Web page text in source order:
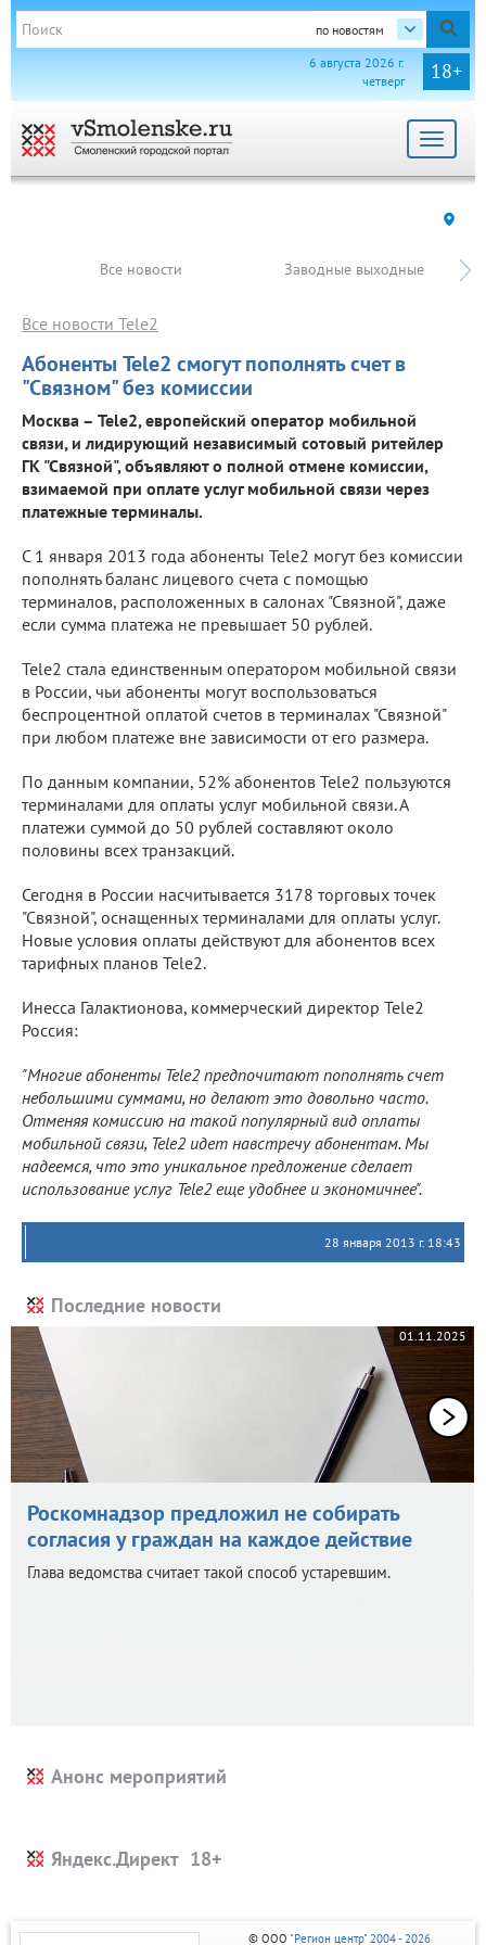
по новостям
18+
6 августа 2026 г.
четверг
Toggle
Все новости Заводные выходные
Абоненты Tele2 смогут пополнять счет в
"Связном" без комиссии
Все новости Tele2
Москва – Tele2, европейский оператор мобильной
связи, и лидирующий независимый сотовый ритейлер
ГК "Связной", объявляют о полной отмене комиссии,
взимаемой при оплате услуг мобильной связи через
платежные терминалы.
С 1 января 2013 года абоненты Tele2 могут без комиссии
пополнять баланс лицевого счета с помощью
терминалов, расположенных в салонах "Связной", даже
если сумма платежа не превышает 50 рублей.
Tele2 стала единственным оператором мобильной связи
в России, чьи абоненты могут воспользоваться
беспроцентной оплатой счетов в терминалах "Связной"
при любом платеже вне зависимости от его размера.
По данным компании, 52% абонентов Tele2 пользуются
терминалами для оплаты услуг мобильной связи. А
платежи суммой до 50 рублей составляют около
половины всех транзакций.
Сегодня в России насчитывается 3178 торговых точек
"Связной", оснащенных терминалами для оплаты услуг.
Новые условия оплаты действуют для абонентов всех
тарифных планов Tele2.
Инесса Галактионова, коммерческий директор Tele2
Россия:
"Многие абоненты Tele2 предпочитают пополнять счет
небольшими суммами, но делают это довольно часто.
Отменяя комиссию на такой популярный вид оплаты
мобильной связи, Tele2 идет навстречу абонентам. Мы
надеемся, что это уникальное предложение сделает
использование услуг Tele2 еще удобнее и экономичнее".
28 января 2013 г. 18:43
Последние новости
01.11.2025
Роскомнадзор предложил не собирать
согласия у граждан на каждое действие
Глава ведомства считает такой способ устаревшим.
Анонс мероприятий
Яндекс.Директ
© ООО "Регион центр" 2004 - 2026